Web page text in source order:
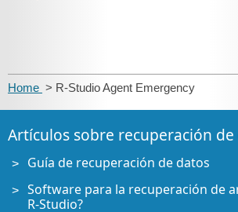
Home > R-Studio Agent Emergency
Artículos sobre recuperación
Guía de recuperación de datos
Software para la recuperación de
R-Studio?